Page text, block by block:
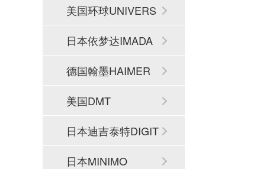
美国环球UNIVERS
AL
日本依梦达IMADA
德国翰墨HAIMER
美国DMT
日本迪吉泰特DIGIT
ECH
日本MINIMO